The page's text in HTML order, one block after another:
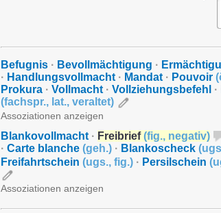
Befugnis · Bevollmächtigung ·
· Handlungsvollmacht · Mandat · Pouvoir (
Prokura · Vollmacht · Vollziehungsbefehl ·
(fachspr., lat., veraltet)
Assoziationen anzeigen
Blankovollmacht · Freibrief(fig., negativ)
· Carte blanche (geh.) · Blankoscheck (
Freifahrtschein (ugs., fig.) · Persilschein (
Assoziationen anzeigen